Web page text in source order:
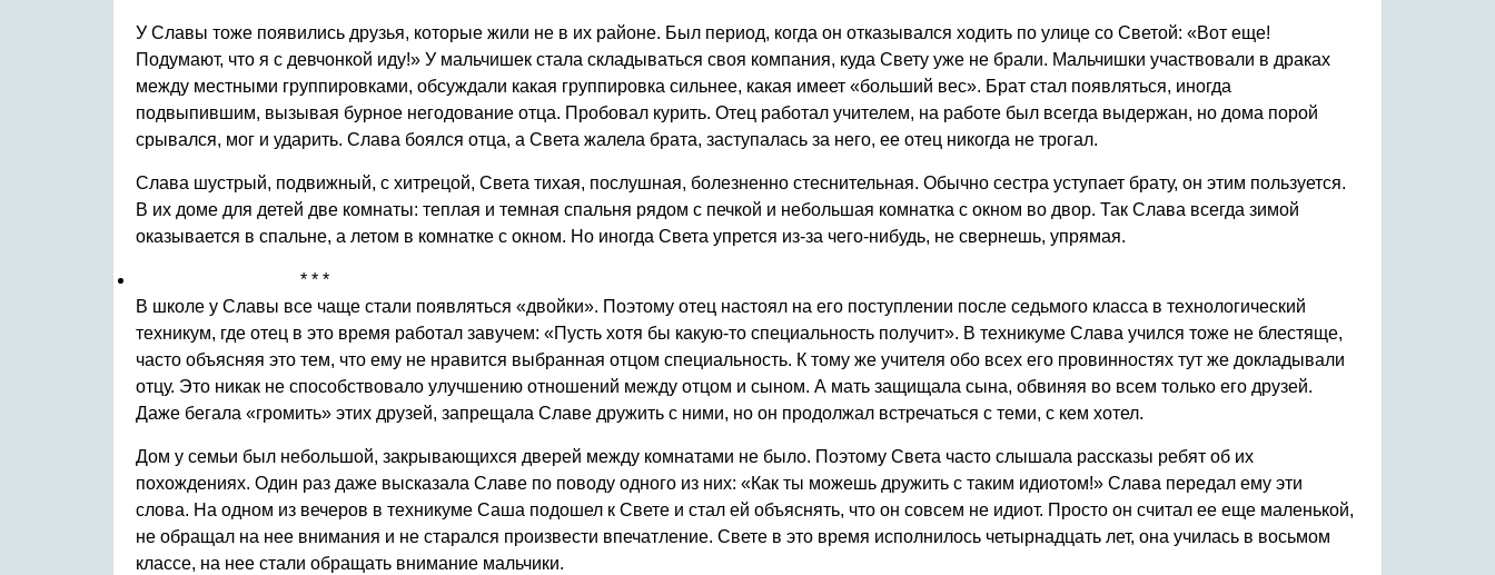
У Славы тоже появились друзья, которые жили не в их районе. Был период, когда он отказывался ходить по улице со Светой: «Вот еще!
Подумают, что я с девчонкой иду!» У мальчишек стала складываться своя компания, куда Свету уже не брали. Мальчишки участвовали в драках
между местными группировками, обсуждали какая группировка сильнее, какая имеет «больший вес». Брат стал появляться, иногда
подвыпившим, вызывая бурное негодование отца. Пробовал курить. Отец работал учителем, на работе был всегда выдержан, но дома порой
срывался, мог и ударить. Слава боялся отца, а Света жалела брата, заступалась за него, ее отец никогда не трогал.
Слава шустрый, подвижный, с хитрецой, Света тихая, послушная, болезненно стеснительная. Обычно сестра уступает брату, он этим пользуется.
В их доме для детей две комнаты: теплая и темная спальня рядом с печкой и небольшая комнатка с окном во двор. Так Слава всегда зимой
оказывается в спальне, а летом в комнатке с окном. Но иногда Света упрется из-за чего-нибудь, не свернешь, упрямая.
* * *
В школе у Славы все чаще стали появляться «двойки». Поэтому отец настоял на его поступлении после седьмого класса в технологический
техникум, где отец в это время работал завучем: «Пусть хотя бы какую-то специальность получит». В техникуме Слава учился тоже не блестяще,
часто объясняя это тем, что ему не нравится выбранная отцом специальность. К тому же учителя обо всех его провинностях тут же докладывали
отцу. Это никак не способствовало улучшению отношений между отцом и сыном. А мать защищала сына, обвиняя во всем только его друзей.
Даже бегала «громить» этих друзей, запрещала Славе дружить с ними, но он продолжал встречаться с теми, с кем хотел.
Дом у семьи был небольшой, закрывающихся дверей между комнатами не было. Поэтому Света часто слышала рассказы ребят об их
похождениях. Один раз даже высказала Славе по поводу одного из них: «Как ты можешь дружить с таким идиотом!» Слава передал ему эти
слова. На одном из вечеров в техникуме Саша подошел к Свете и стал ей объяснять, что он совсем не идиот. Просто он считал ее еще маленькой,
не обращал на нее внимания и не старался произвести впечатление. Свете в это время исполнилось четырнадцать лет, она училась в восьмом
классе, на нее стали обращать внимание мальчики.